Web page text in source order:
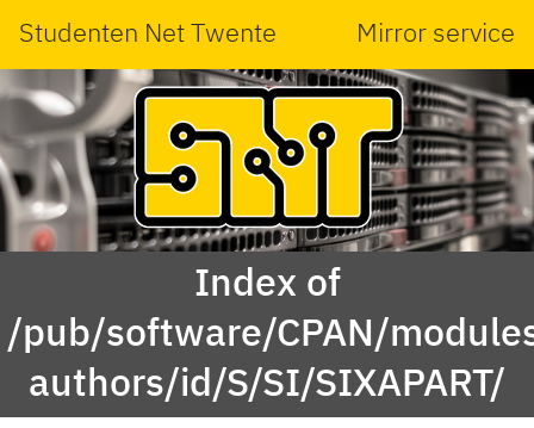
Studenten Net Twente Mirror service
Index of
/pub/software/CPAN/
authors/id/S/SI/SIXAPART/